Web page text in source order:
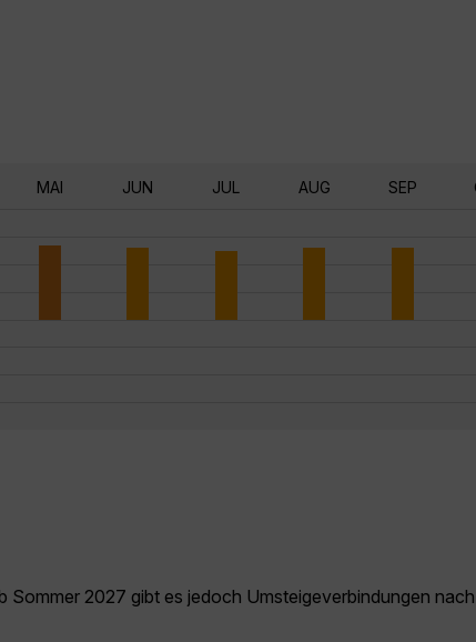
MAI JUN JUL AUG SEP
2027 gibt es jedoch Umsteigeverbindungen